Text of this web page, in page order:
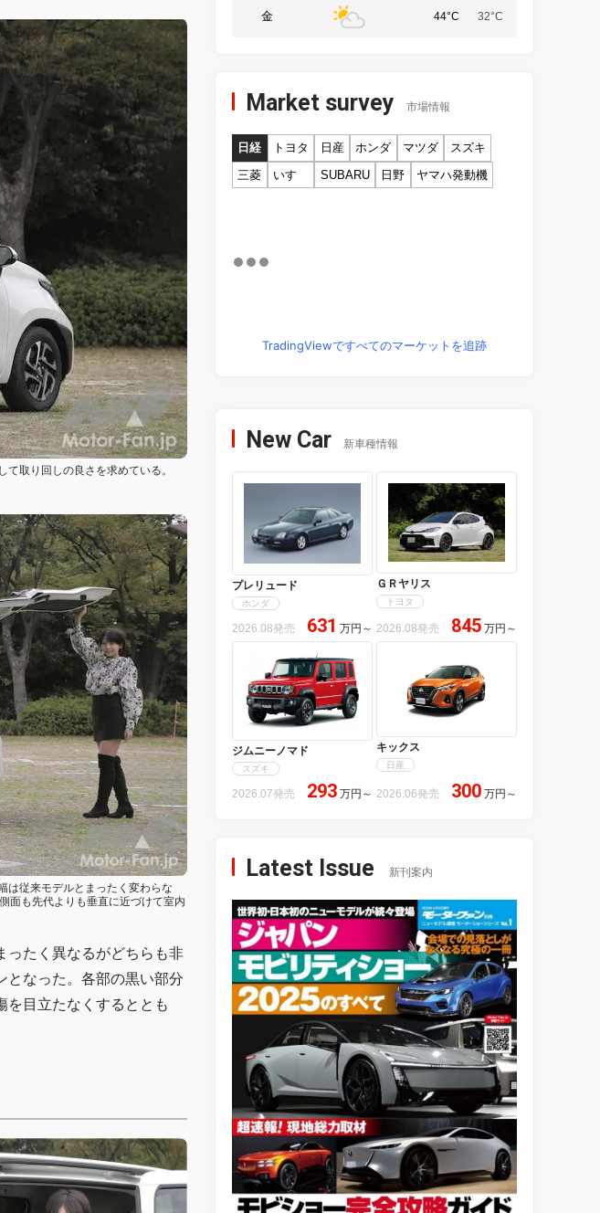
取り回しの良さを求めている。
は従来モデルとまったく変わらな
面も先代よりも垂直に近づけて室内
たく異なるがどちらも非
となった。各部の黒い部分
を目立たなくするととも
金 44°C 32°C
Market survey 市場情報
日経 トヨタ 日産 ホンダ マツダ
スズキ
三菱
いすゞ SUBARU 日野 ヤマハ発動機
TradingViewですべてのマーケットを追跡
New Car 新車種情報
プレリュード
ホンダ
2026.08発売 631 万円 ～
ＧＲヤリス
トヨタ
2026.08発売 845 万円 ～
ジムニーノマド
スズキ
2026.07発売 293 万円 ～
キックス
日産
2026.06発売 300 万円 ～
Latest Issue 新刊案内